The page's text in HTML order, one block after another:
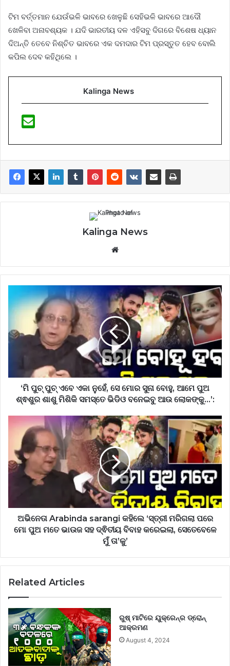
ଟିମ ବର୍ତ୍ତମାନ ଯେଉଁଭଳି ଭାବରେ ଖେଳୁଛି ସେହିଭଳି ଭାବରେ ଆଦୌ
ଖେଳିବା ଅନାବଶ୍ୟକ । ଯଦି ଭାରତୀୟ ଦଳ ଏହିସବୁ ଦିଗରେ ବିଶେଷ ଧ୍ୟାନ
ଦିଅନ୍ତି ତେବେ ନିଶ୍ଚିତ ଭାବରେ ଏକ ଦମଦାର ଟିମ ପ୍ରସ୍ତୁତ ହେବ ବୋଲି
କପିଲ ଦେବ କହିଥିଲେ ।
Kalinga News
Kalinga News
ପୁଚ୍
ପୁଚ୍
ଏକା
ନୁହେଁ,
ସୁନା
ବୋହୁ,
ଆମେ
ମିଶିକି
ସମସ୍ତେ
ଭିଡିଓ
ବନେଇବୁ
‘ମି ପୁଚ୍ ପୁଚ୍ ଏବେ ଏକା ନୁହେଁ, ସେ ମୋର ସୁନା ବୋହୁ, ଆମେ ପୁଅ
ଶ୍ଵଶୁର ଶାଶୁ ମିଶିକି ସମସ୍ତେ ଭିଡିଓ ବନେଇବୁ ଆଉ ଲୋକଙ୍କୁ…’:
ଅଭିନେତା
Arabinda
sarangi
କହିଲେ
‘ସ୍ତ୍ରୀ
ମରିଗଲା
ପୁଅ
ମତେ
ଭାଉଜ
ବିବାହ
ସେତେବେଳେ
ଅଭିନେତା Arabinda sarangi କହିଲେ ‘ସ୍ତ୍ରୀ ମରିଗଲା ପରେ
ମୋ ପୁଅ ମତେ ଭାଉଜ ସହ ଦ୍ଵିତୀୟ ବିବାହ କରେଇଲା, ସେତେବେଳେ
ମୁଁ ତା’କୁ’
Related Articles
ରୁଷ୍ ମାଟିରେ ୟୁକ୍ରେନ୍‌ର ଡ୍ରୋନ୍
ଆକ୍ରମଣ
August 4, 2024